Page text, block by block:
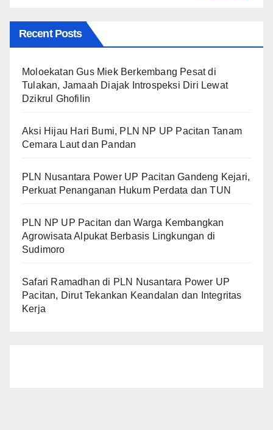
Recent Posts
Moloekatan Gus Miek Berkembang Pesat di
Tulakan, Jamaah Diajak Introspeksi Diri Lewat
Dzikrul Ghofilin
Aksi Hijau Hari Bumi, PLN NP UP Pacitan Tanam
Cemara Laut dan Pandan
PLN Nusantara Power UP Pacitan Gandeng Kejari,
Perkuat Penanganan Hukum Perdata dan TUN
PLN NP UP Pacitan dan Warga Kembangkan
Agrowisata Alpukat Berbasis Lingkungan di
Sudimoro
Safari Ramadhan di PLN Nusantara Power UP
Pacitan, Dirut Tekankan Keandalan dan Integritas
Kerja